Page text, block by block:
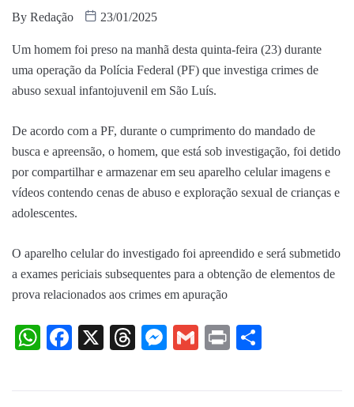
By Redação 23/01/2025
Um homem foi preso na manhã desta quinta-feira (23) durante
uma operação da Polícia Federal (PF) que investiga crimes de
abuso sexual infantojuvenil em São Luís.
De acordo com a PF, durante o cumprimento do mandado de
busca e apreensão, o homem, que está sob investigação, foi detido
por compartilhar e armazenar em seu aparelho celular imagens e
vídeos contendo cenas de abuso e exploração sexual de crianças e
adolescentes.
O aparelho celular do investigado foi apreendido e será submetido
a exames periciais subsequentes para a obtenção de elementos de
prova relacionados aos crimes em apuração
WhatsApp
Facebook
X Threads
Messenger
Gmail
Print